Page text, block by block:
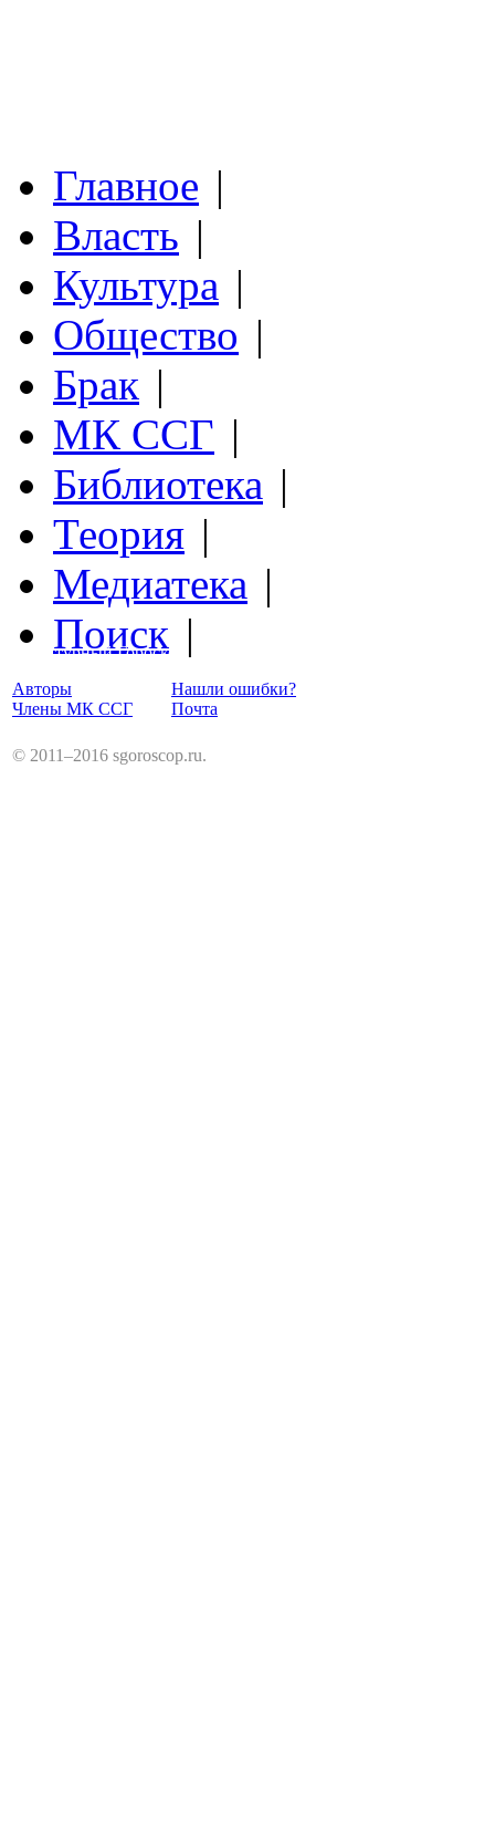
Главное |
Власть |
Культура |
Общество |
Брак |
МК ССГ |
Библиотека |
Теория |
Медиатека |
Поиск |
Структурный Гороскоп
Авторы
Члены МК ССГ
Нашли ошибки?
Почта
© 2011–2016 sgoroscop.ru.